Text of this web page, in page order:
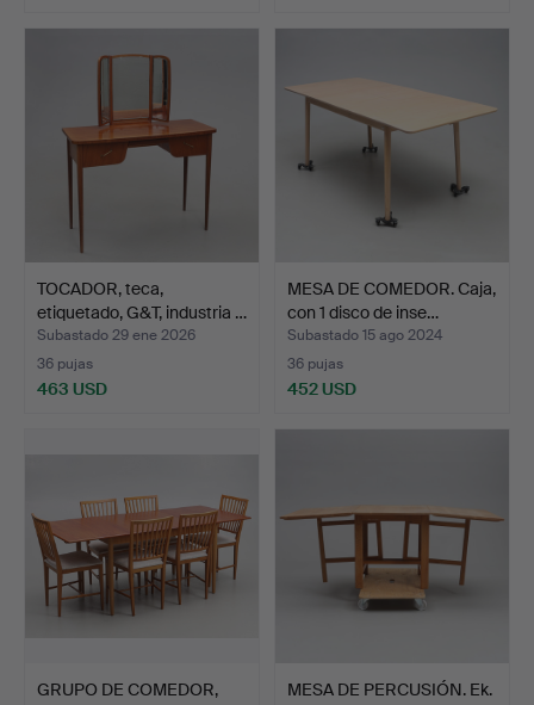
TOCADOR, teca,
etiquetado, G&T, industria …
Subastado 29 ene 2026
36 pujas
463 USD
MESA DE COMEDOR. Caja,
con 1 disco de inse…
Subastado 15 ago 2024
36 pujas
452 USD
GRUPO DE COMEDOR,
MESA DE PERCUSIÓN. Ek.